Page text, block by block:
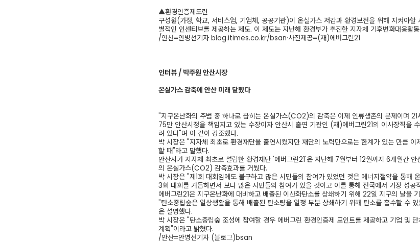
▲환경인증제도란
구성원(가정, 학교, 서비스업, 기업체, 공공기관)이 온실가스 저감과 환경보전을 위해 지켜
별적인 인센티브를 제공하는 제도. 이 제도는 지난해 환경부가 추진한 지자체 기후변화대응
/안산=안병선기자 blog.itimes.co.kr/bsan·사진제공=(재)에버그린21
인터뷰 / 박주원 안산시장
온실가스 감축에 안산 미래 달렸다
"지구온난화의 주범 중 하나로 꼽히는 온실가스(CO2)의 감축은 이제 인류생존의 문제이며 21
75만 안산시정을 책임지고 있는 수장이자 안산시 출연 기관인 (재)에버그린21의 이사장직을
려 있다"며 이 같이 강조했다.
박 시장은 "지자체 최초로 환경재단을 출연시켰지만 재단의 노력만으로는 한계가 있는 만큼
할 때"라고 말했다.
안산시가 지자체 최초로 설립한 환경재단 '에버그린21'은 지난해 7월부터 12월까지 6개월간
의 온실가스(CO2) 감축효과를 거뒀다.
박 시장은 "제1회 대회임에도 불구하고 많은 시민들의 참여가 있었던 것은 에너지절약을 통
3회 대회를 거듭하면서 보다 많은 시민들의 참여가 있을 것이고 이를 통해 전국에서 가장 성
에버그린21은 지구온난화에 대비하고 배출된 이산화탄소를 상쇄하기 위해 22일 지구의 날을
"탄소중립숲은 일상생활을 통해 배출된 탄소량을 일정 부분 상쇄하기 위해 탄소를 흡수할 수
은 설명했다.
박 시장은 "탄소중립숲 조성에 참여할 경우 에버그린 환경인증제 포인트를 제공하고 기업 및
계획"이라고 밝혔다.
/안산=안병선기자 (블로그)bsan